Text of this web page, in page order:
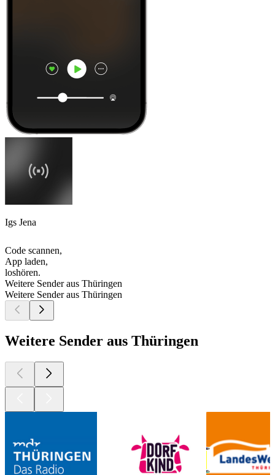
Igs Jena
Code scannen,
App laden,
loshören.
Weitere Sender aus Thüringen
Weitere Sender aus Thüringen
Weitere Sender aus Thüringen